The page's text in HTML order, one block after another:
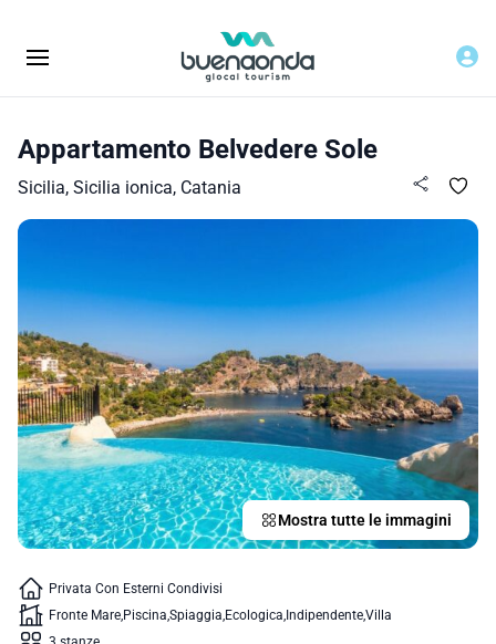
Appartamento Belvedere Sole
Sicilia, Sicilia ionica, Catania
Mostra tutte le immagini
Privata Con Esterni Condivisi
Fronte Mare Piscina Spiaggia Ecologica IndipendenteVilla